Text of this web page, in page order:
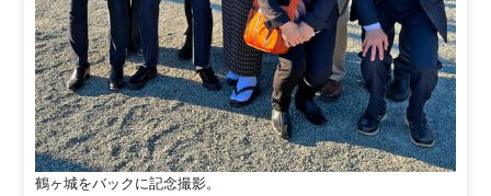
鶴ヶ城をバックに記念撮影。